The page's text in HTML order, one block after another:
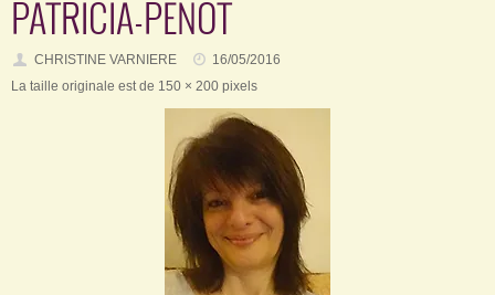
PATRICIA-PENOT
CHRISTINE VARNIERE
16/05/2016
La taille originale est de 150 × 200 pixels